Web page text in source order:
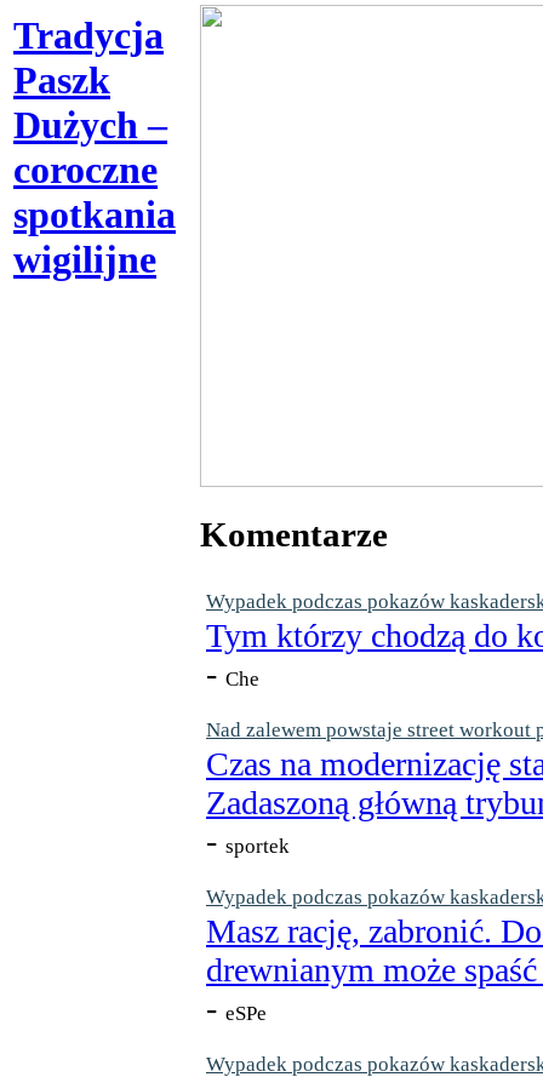
Komentarze
Wypadek podczas pokazów
Tym którzy chodzą do
- Che
Nad zalewem powstaje street workout
Czas na modernizację
Zadaszoną główną
- sportek
Wypadek podczas pokazów
Masz rację, zabronić.
drewnianym może
- eSPe
Wypadek podczas pokazów
Tradycja
Paszk
Dużych –
coroczne
spotkania
wigilijne